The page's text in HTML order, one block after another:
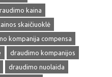
kaina
skaičiuoklė
kompanija compensa
draudimo kompanijos
draudimo nuolaida